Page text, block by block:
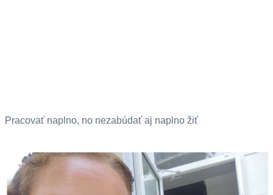
Pracovať naplno, no nezabúdať aj naplno žiť